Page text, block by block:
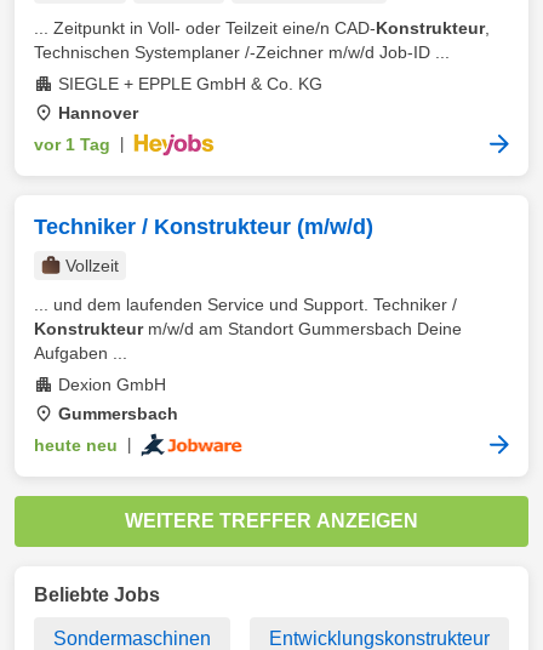
... Zeitpunkt in Voll- oder Teilzeit eine/n CAD-Konstrukteur,
Technischen Systemplaner /-Zeichner m/w/d Job-ID ...
SIEGLE + EPPLE GmbH & Co. KG
Hannover
vor 1 Tag
Techniker / Konstrukteur (m/w/d)
Vollzeit
... und dem laufenden Service und Support. Techniker /
Konstrukteurm/w/d am Standort Gummersbach Deine
Aufgaben ...
Dexion GmbH
Gummersbach
heute neu
WEITERE TREFFER ANZEIGEN
Beliebte Jobs
Sondermaschinen Entwicklungskonstrukteur